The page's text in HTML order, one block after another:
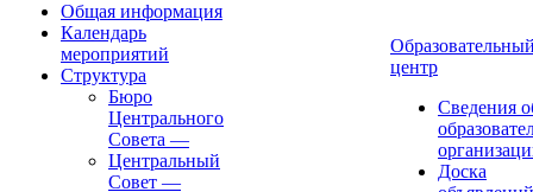
Общая информация
Календарь
мероприятий
Структура
Бюро
Центрального
Совета —
Центральный
Совет —
центр
Сведения
Доска